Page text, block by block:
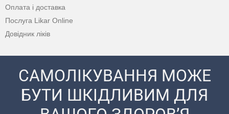
Оплата і доставка
Послуга Likar Online
Довідник ліків
САМОЛІКУВАННЯ МОЖЕ
БУТИ ШКІДЛИВИМ ДЛЯ